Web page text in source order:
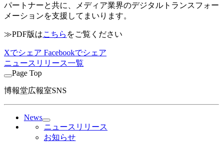
パートナーと共に、メディア業界のデジタルトランスフォー
メーションを支援してまいります。
≫PDF版はこちら をご覧ください
Xでシェア Facebookでシェア
ニュースリリース一覧
Page Top
博報堂広報室SNS
News
ニュースリリース
お知らせ